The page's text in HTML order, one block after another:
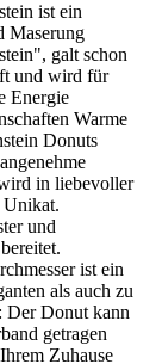
ist ein
Maserung
galt schon
und wird für
Energie
Warme
Donuts
in liebevoller
Unikat.
und
ist ein
als auch zu
Der Donut kann
getragen
Zuhause